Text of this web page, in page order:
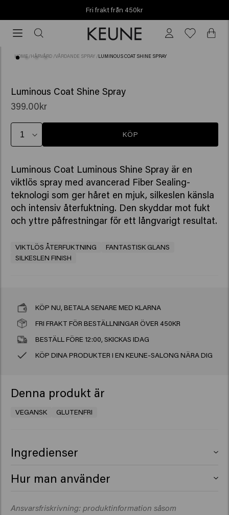
Fri frakt från 450kr
frakt
frånHOME /HÅRVÅRD /VÅRDANDE SPRAY /LUMINOUS COAT SHINE SPRAY
Luminous Coat Shine Spray
399.00kr
KÖP
Luminous Coat Luminous Shine Spray är en
viktlös spray med avancerad Fiber Sealing-
teknologi som ger håret en mjuk, silkeslen känsla
och intensiv återfuktning. Den skyddar mot fukt
och yttre påfrestningar för ett långvarigt resultat.
VIKTLÖS ÅTERFUKTNING
FANTASTISK GLANS
SILKESLEN FINISH
KÖP NU, BETALA SENARE MED KLARNA
FRI FRAKT FÖR BESTÄLLNINGAR ÖVER 450KR
BESTÄLL FÖRE 12:00, SKICKAS IDAG
KÖP DINA PRODUKTER I EN KEUNE-SALONG NÄRA DIG
Denna produkt är
VEGANSK GLUTENFRI
Ingredienser
Dipropylene Glycol, Phenoxyethanol, Polysilicone-29,
Panthenol, Parfum (Fragrance), CI 77891/Titanium
Hur man använder
aktivera produkten. Styla efter önskemål.
Ansvarsfriskrivning: produktinformation såsom